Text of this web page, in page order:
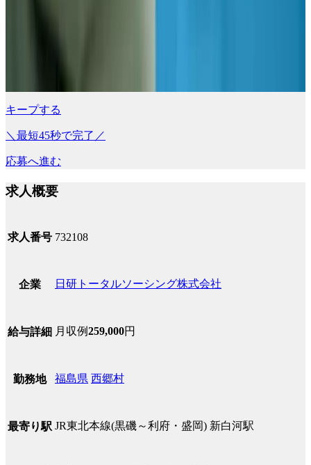
キープする
＼最短45秒で完了／
応募へ進む
求人概要
求人番号 732108
企業 日研トータルソーシング株式会社
給与詳細 月収例259,000円
勤務地 福島県 西郷村
最寄り駅 JR東北本線(黒磯～利府・盛岡) 新白河駅